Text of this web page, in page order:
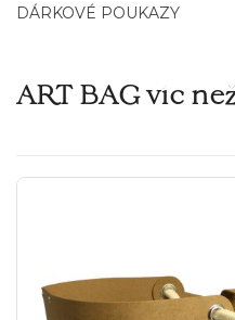
DÁRKOVÉ POUKAZY
ART BAG víc